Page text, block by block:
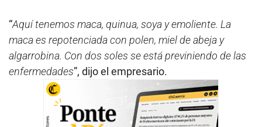
“Aquí tenemos maca, quinua, soya y emoliente. La
maca es repotenciada con polen, miel de abeja y
algarrobina. Con dos soles se está previniendo de las
enfermedades”, dijo el empresario.